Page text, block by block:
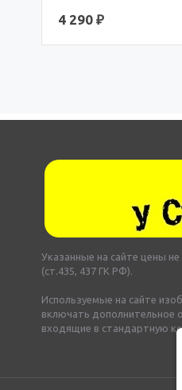
4 390 ₽
Указанные на сайте цены
(ст.435, 437 ГК РФ).
Используемые на сайте
включать дополнительное
входящие в стандартную